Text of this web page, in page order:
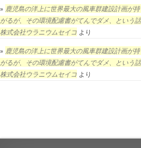
鹿児島の洋上に世界最大の風車群建設計画が
がるが、その環境配慮書がてんでダメ、という話
株式会社ウラニウムセイコ より
鹿児島の洋上に世界最大の風車群建設計画が
がるが、その環境配慮書がてんでダメ、という話
株式会社ウラニウムセイコ より